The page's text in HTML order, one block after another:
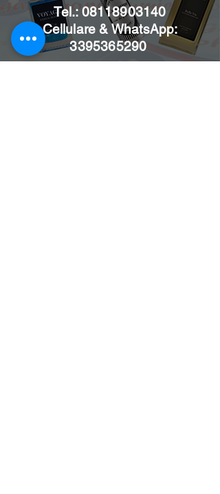
Tel.: 08118903140
Cellulare & WhatsApp:
3395365290